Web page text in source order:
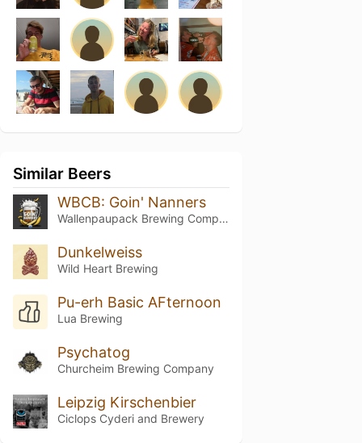
Similar Beers
WBCB: Goin' Nanners
Wallenpaupack Brewing Company
Dunkelweiss
Wild Heart Brewing
Pu-erh Basic AFternoon
Lua Brewing
Psychatog
Churcheim Brewing Company
Leipzig Kirschenbier
Ciclops Cyderi and Brewery